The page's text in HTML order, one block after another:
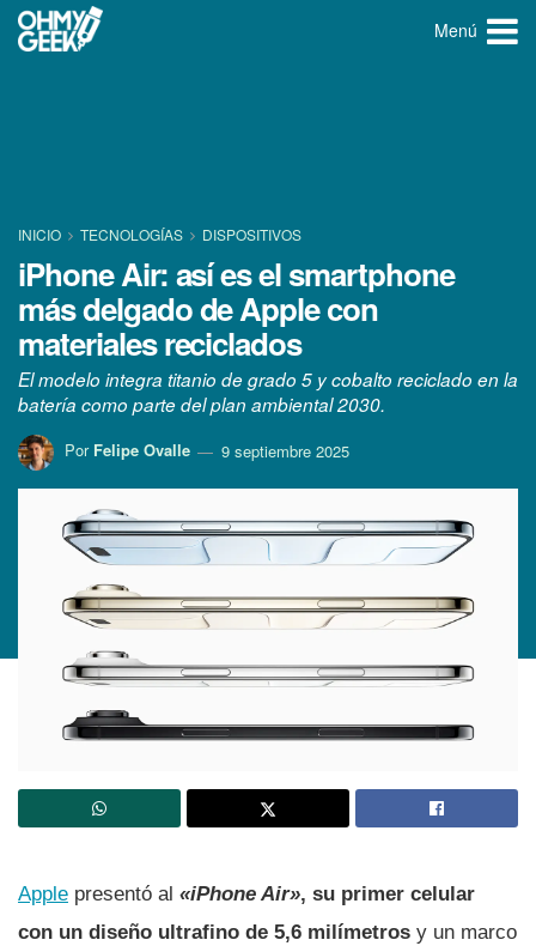
Menú
INICIO TECNOLOGÍ­AS DISPOSITIVOS
iPhone Air: así es el smartphone
más delgado de Apple con
materiales reciclados
El modelo integra titanio de grado 5 y cobalto reciclado en la
batería como parte del plan ambiental 2030.
Por Felipe Ovalle 9 septiembre 2025
Apple presentó al «iPhone Air», su primer celular
con un diseño ultrafino de 5,6 milímetros y un marco